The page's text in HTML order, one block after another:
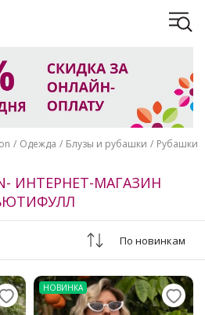
Одежда Блузы и рубашки Рубашки
ИНТЕРНЕТ-МАГАЗИН
По новинкам
НОВИНКА